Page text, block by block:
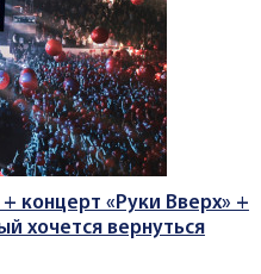
концерт «Руки Вверх» +
хочется вернуться